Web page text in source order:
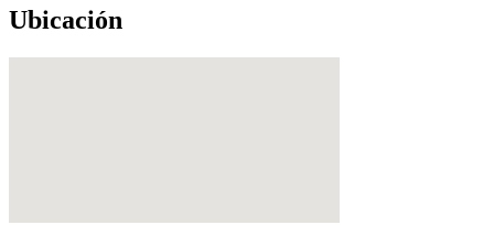
Ubicación